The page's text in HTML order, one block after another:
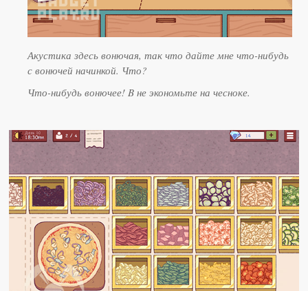
Акустика здесь вонючая, так что дайте мне что-нибудь
с вонючей начинкой. Что?
Что-нибудь вонючее! B не экономьте на чесноке.